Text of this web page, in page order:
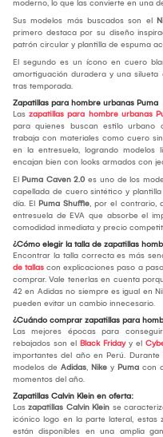
moderno, lo que las convierte en una
Sus modelos más buscados son el
primero destaca por su diseño
patrón circular y plantilla de espuma
El segundo es un ícono en cuero
amortiguación duradera y una
tras temporada.
Zapatillas para hombre urbanas Puma
Las zapatillas para hombre urbanas
para quienes buscan estilo urbano
trabaja con materiales como cuero
en la entresuela, logrando
encajan bien con looks armados con
El Puma Caven 2.0 es uno de los
capellada de cuero sintético y
día. El Puma Shuffle, por el contrario,
entresuela de EVA que absorbe el
comodidad inmediata y precio
¿Cómo elegir la talla de zapatillas
Encontrar la talla correcta es más
de tallas con explicaciones paso a
comprar. Vale tenerlas en cuenta
42 en Adidas no siempre es igual en
pueden evitar un cambio innecesario.
¿Cuándo comprar zapatillas para
Las mejores épocas para conseguir
rebajados son el Black Fridayy el
importantes del año en Perú.
modelos de Adidas, Nike y Puma con
momentos del año.
Zapatillas Calvin Klein en oferta:
Las zapatillas Calvin Klein se
icónico logo en la parte lateral, estas
están disponibles en una amplia